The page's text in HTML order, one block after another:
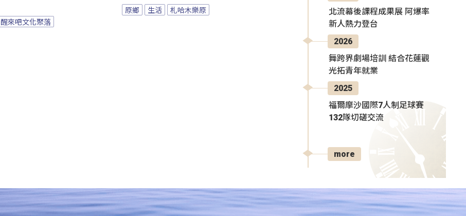
醒來吧文化聚落
原鄉 生活 札哈木樂原
北流幕後課程成果展 阿爆率
新人熱力登台
2026
舞跨界劇場培訓 結合花蓮觀
光拓青年就業
2025
福爾摩沙國際7人制足球賽
132隊切磋交流
more